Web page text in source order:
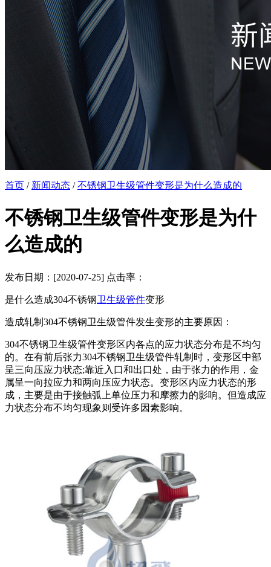
首页 / 新闻动态 /不锈钢卫生级管件变形是为什么造成的
不锈钢卫生级管件变形是为什
么造成的
发布日期：[2020-07-25] 点击率：
是什么造成304不锈钢卫生级管件变形
造成轧制304不锈钢卫生级管件发生变形的主要原因：
304不锈钢卫生级管件变形区内各点的应力状态分布是不均匀
的。在有前后张力304不锈钢卫生级管件轧制时，变形区中部
呈三向压应力状态;靠近入口和出口处，由于张力的作用，金
属呈一向拉应力和两向压应力状态。变形区内应力状态的形
成，主要是由于接触弧上单位压力和摩擦力的影响。但造成应
力状态分布不均匀现象则受许多因素影响。